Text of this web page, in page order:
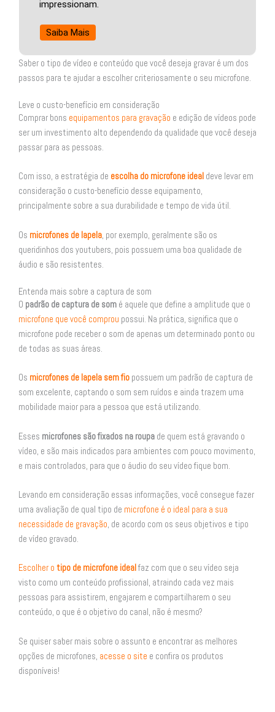
impressionam.
Saiba Mais
Saber o tipo de vídeo e conteúdo que você deseja gravar é um dos
passos para te ajudar a escolher criteriosamente o seu microfone.
Leve o custo-benefício em consideração
Comprar bons equipamentos para gravação e edição de vídeos pode
ser um investimento alto dependendo da qualidade que você deseja
passar para as pessoas.
Com isso, a estratégia de escolha do microfone ideal deve levar em
consideração o custo-benefício desse equipamento,
principalmente sobre a sua durabilidade e tempo de vida útil.
Os microfones de lapela, por exemplo, geralmente são os
queridinhos dos youtubers, pois possuem uma boa qualidade de
áudio e são resistentes.
Entenda mais sobre a captura de som
O padrão de captura de som é aquele que define a amplitude que o
microfone que você comprou possui. Na prática, significa que o
microfone pode receber o som de apenas um determinado ponto ou
de todas as suas áreas.
Os microfones de lapela sem fio possuem um padrão de captura de
som excelente, captando o som sem ruídos e ainda trazem uma
mobilidade maior para a pessoa que está utilizando.
Esses microfones são fixados na roupa de quem está gravando o
vídeo, e são mais indicados para ambientes com pouco movimento,
e mais controlados, para que o áudio do seu vídeo fique bom.
Levando em consideração essas informações, você consegue fazer
uma avaliação de qual tipo de microfone é o ideal para a sua
necessidade de gravação, de acordo com os seus objetivos e tipo
de vídeo gravado.
Escolher o tipo de microfone ideal faz com que o seu vídeo seja
visto como um conteúdo profissional, atraindo cada vez mais
pessoas para assistirem, engajarem e compartilharem o seu
conteúdo, o que é o objetivo do canal, não é mesmo?
Se quiser saber mais sobre o assunto e encontrar as melhores
opções de microfones, acesse o site e confira os produtos
disponíveis!